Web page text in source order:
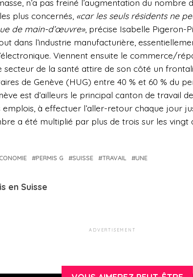
n’a pas freiné l’augmentation du nombre
plus concernés, «car les seuls résidents ne
de main-d’œuvre», précise Isabelle Pigeron-
dans l’industrie manufacturière,
Viennent ensuite le commerce/
secteur de la santé attire de son côté un
de Genève (HUG) entre 40 % et 60 % du
est d’ailleurs le principal canton de travail
emplois, à effectuer l’aller-retour chaque jour
a été multiplié par plus de trois sur les vingt
PERMIS G SUISSE TRAVAIL UNE
en Suisse
ADVERTISEMENT